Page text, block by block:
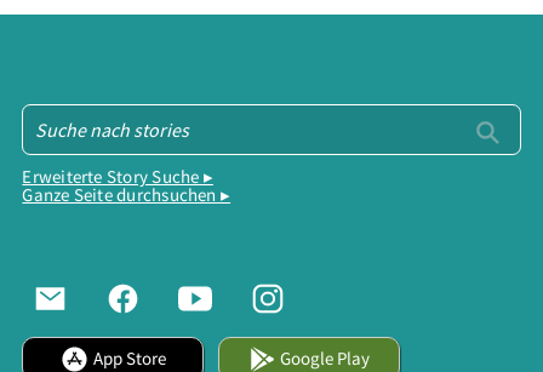
Erweiterte Story Suche ▸
Ganze Seite durchsuchen ▸
App Store Google Play